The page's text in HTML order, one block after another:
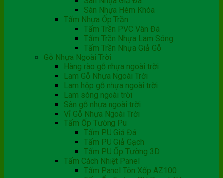
Sàn Nhựa Hèm Khóa
Tấm Nhựa Ốp Trần
Tấm Trần PVC Vân Đá
Tấm Trần Nhựa Lam Sóng
Tấm Trần Nhựa Giả Gỗ
Gỗ Nhựa Ngoài Trời
Hàng rào gỗ nhựa ngoài trời
Lam Gỗ Nhựa Ngoài Trời
Lam hộp gỗ nhựa ngoài trời
Lam sóng ngoài trời
Sàn gỗ nhựa ngoài trời
Vỉ Gỗ Nhựa Ngoài Trời
Tấm Ốp Tường Pu
Tấm PU Giả Đá
Tấm PU Giả Gạch
Tấm PU Ốp Tường 3D
Tấm Cách Nhiệt Panel
Tấm Panel Tôn Xốp AZ100